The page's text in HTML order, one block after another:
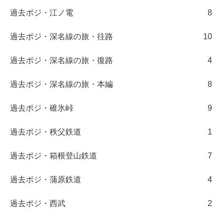
過去ポジ・江ノ電 8
過去ポジ・深名線の旅・往路 10
過去ポジ・深名線の旅・復路 4
過去ポジ・深名線の旅・本編 8
過去ポジ・碓氷峠 9
過去ポジ・秩父鉄道 1
過去ポジ・箱根登山鉄道 7
過去ポジ・蒲原鉄道 4
過去ポジ・西武 2